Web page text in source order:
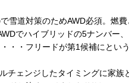
雪道対策のためAWD必須。燃
でハイブリッドの5ナンバー
・・フリードが第1候補にとい
チェンジしたタイミングに家族